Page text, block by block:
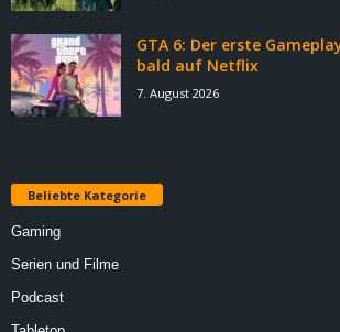
GTA 6: Der erste
bald auf Netflix
7. August 2026
Beliebte Kategorie
Gaming
Serien und Filme
Podcast